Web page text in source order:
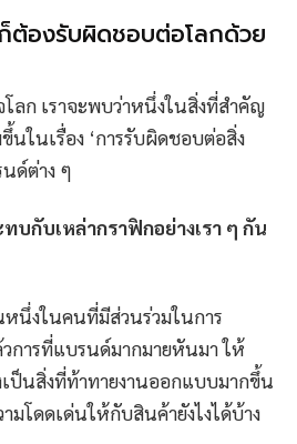
ต้องรับผิดชอบต่อโลกด้วย
โลก เราจะพบว่าหนึ่งในสิ่งที่สำคัญ
ในเรื่อง ‘การรับผิดชอบต่อสิ่ง
นด์ต่าง ๆ
บกับเหล่ากราฟิกอย่างเรา ๆ กัน
หนึ่งในคนที่มีส่วนร่วมในการ
ารที่แบรนด์มากมายหันมา ให้
ป็นสิ่งที่ท้าทายงานออกแบบมากขึ้น
ามโดดเด่นให้กับสินค้ายังไงได้บ้าง